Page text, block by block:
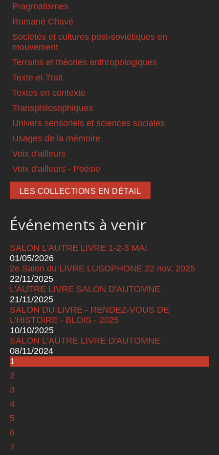
Pragmatismes
Romané Chavé
Sociétés et cultures post-soviétiques en
mouvement
Terrains et théories anthropologiques
Texte et Trait
Textes en contexte
Transphilosophiques
Univers sensoriels et sciences sociales
Usages de la mémoire
Voix d'ailleurs
Voix d'ailleurs - Poésie
LES COLLECTIONS EN DÉTAIL
Événements à venir
SALON L'AUTRE LIVRE 1-2-3 MAI
01/05/2026
2e Salon du LIVRE LUSOPHONE 22 nov. 2025
22/11/2025
L'AUTRE LIVRE SALON D'AUTOMNE
21/11/2025
SALON DU LIVRE - RENDEZ-VOUS DE
L'HISTOIRE - BLOIS - 2025
10/10/2025
SALON L'AUTRE LIVRE D'AUTOMNE
08/11/2024
Pages
1
2
3
4
5
6
7